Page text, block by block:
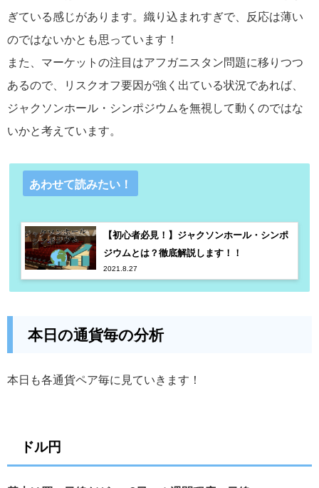
ぎている感じがあります。織り込まれすぎで、反応は薄い
のではないかとも思っています！
また、マーケットの注目はアフガニスタン問題に移りつつ
あるので、リスクオフ要因が強く出ている状況であれば、
ジャクソンホール・シンポジウムを無視して動くのではな
いかと考えています。
あわせて読みたい！
【初心者必見！】ジャクソンホール・シンポ
ジウムとは？徹底解説します！！
2021.8.27
本日の通貨毎の分析
本日も各通貨ペア毎に見ていきます！
ドル円